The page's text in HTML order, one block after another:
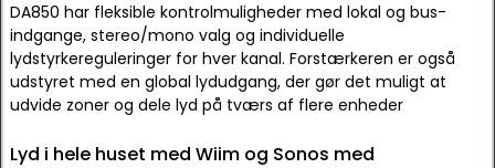
DA850 har fleksible kontrolmuligheder med lokal og bus-
indgange, stereo/mono valg og individuelle
lydstyrkereguleringer for hver kanal. Forstærkeren er også
udstyret med en global lydudgang, der gør det muligt at
udvide zoner og dele lyd på tværs af flere enheder
Lyd i hele huset med Wiim og Sonos med